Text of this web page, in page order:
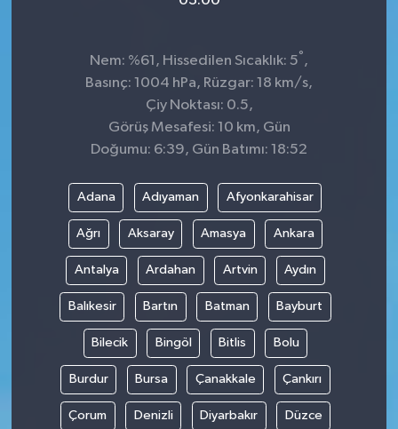
Nem: %61, Hissedilen Sıcaklık: 5° ,
Basınç: 1004 hPa, Rüzgar: 18 km/s,
Çiy Noktası: 0.5,
Görüş Mesafesi: 10 km, Gün
Doğumu: 6:39, Gün Batımı: 18:52
Adana Adıyaman Afyonkarahisar
Ağrı Aksaray Amasya Ankara
Antalya Ardahan Artvin Aydın
Balıkesir Bartın Batman Bayburt
Bilecik Bingöl Bitlis Bolu
Burdur Bursa Çanakkale Çankırı
Çorum Denizli Diyarbakır Düzce